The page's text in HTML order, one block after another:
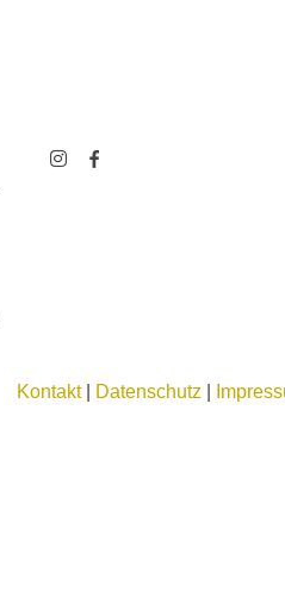
Kontakt| Datenschutz